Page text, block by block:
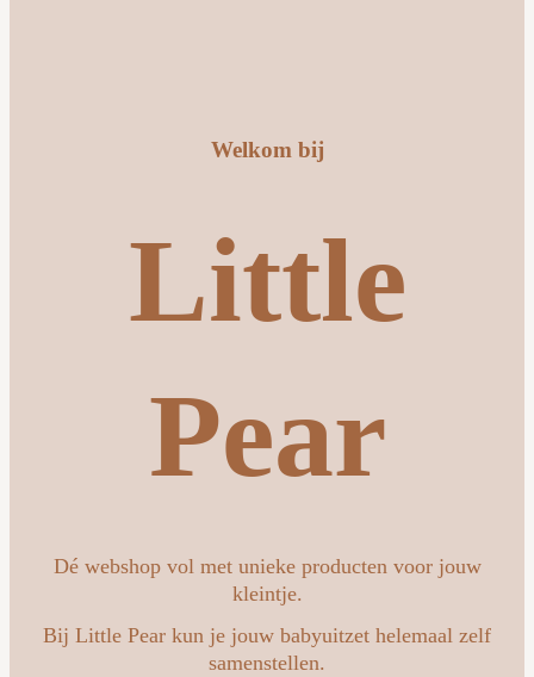
Welkom bij
Little
Pear
Dé webshop vol met unieke producten voor jouw
kleintje.
Bij Little Pear kun je jouw babyuitzet helemaal zelf
samenstellen.